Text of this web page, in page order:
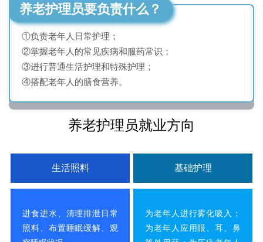
养老护理员要负责什么？
①负责老年人日常护理；
②掌握老年人的常见疾病和服药常识；
③进行普通生活护理和特殊护理；
④搭配老年人的膳食营养。
养老护理员就业方向
生活照料
进食进水、清理排泄日常
照料、布置睡眠缓解、观
基础护理
为老年人进行雾化吸入；
为老年人应用眼、耳、鼻